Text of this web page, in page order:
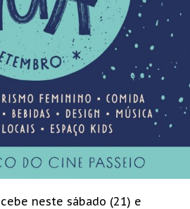
neste sábado (21) e